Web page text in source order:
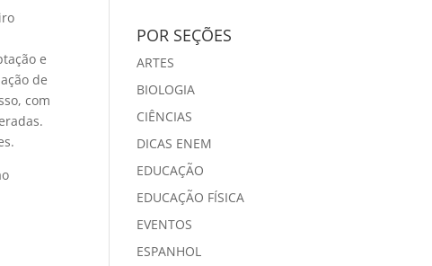
e
de
com
POR SEÇÕES
ARTES
BIOLOGIA
CIÊNCIAS
DICAS ENEM
EDUCAÇÃO
EDUCAÇÃO FÍSICA
EVENTOS
ESPANHOL